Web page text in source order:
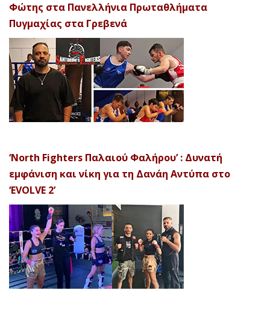
Φώτης στα Πανελλήνια Πρωταθλήματα
Πυγμαχίας στα Γρεβενά
‘North Fighters Παλαιού Φαλήρου’ : Δυνατή
εμφάνιση και νίκη για τη Δανάη Αντύπα στο
‘EVOLVE 2’